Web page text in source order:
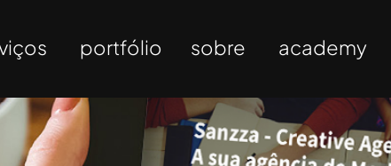
portfólio sobre academy